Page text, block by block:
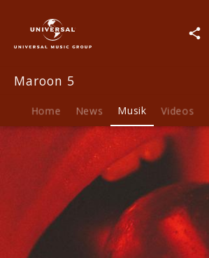
Musik
What
feat.
Maroon 5
Home News Musik Videos